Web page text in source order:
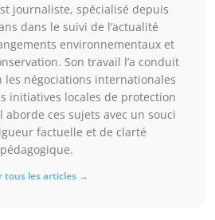
journaliste, spécialisé depuis
dans le suivi de l’actualité
environnementaux et
Son travail l’a conduit
les négociations internationales
initiatives locales de protection
ces sujets avec un souci
factuelle et de clarté
pédagogique.
tous les articles →